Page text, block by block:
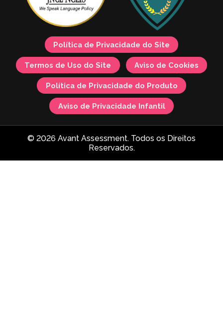
Política de Privacidade do Site
Termos de Uso do Site Aviso de Cookies
Política de Privacidade do Produto
Aviso de Privacidade Infantil
© 2026 Avant Assessment. Todos os Direitos
Reservados.